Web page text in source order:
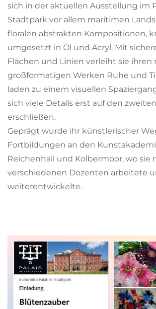
sich in der aktuellen Ausstellung im
Stadtpark vor allem maritimen
floralen abstrakten Kompositionen,
umgesetzt in Öl und Acryl. Mit
Flächen und Linien verleiht sie ihren
großformatigen Werken Ruhe und
laden zu einem visuellen
sich viele Details erst auf den
erschließen.
Geprägt wurde ihr künstlerischer
Fortbildungen an den
Reichenhall und Kolbermoor, wo sie
verschiedenen Dozenten arbeitete
weiterentwickelte.